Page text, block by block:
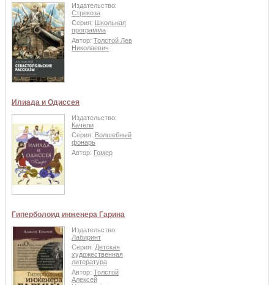
Издательство:
Стрекоза
Серия:
Школьная
программа
Автор: Толстой Лев
Николаевич
Илиада и Одиссея
Издательство:
Качели
Серия: Волшебный
фонарь
Автор: Гомер
Гиперболоид инженера Гарина
Издательство:
Лабиринт
Серия: Детская
художественная
литература
Автор: Толстой
Алексей